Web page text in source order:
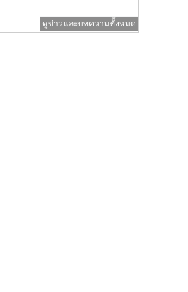
ดูข่าวและบทความทั้งหมด